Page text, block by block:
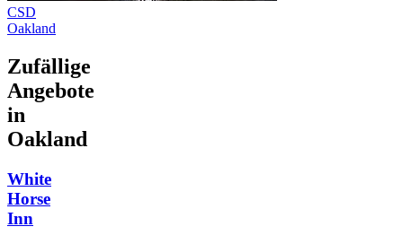
CSD
Oakland
Zufällige
Angebote
in
Oakland
White
Horse
Inn